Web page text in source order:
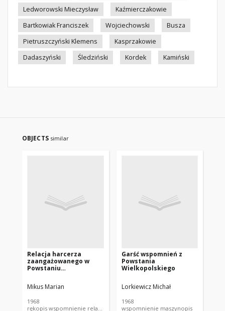
Ledworowski Mieczysław
Kaźmierczakowie
Bartkowiak Franciszek
Wojciechowski
Busza
Pietruszczyński Klemens
Kasprzakowie
Dadaszyński
Śledziński Kordek Kamiński
OBJECTS similar
Relacja harcerza
zaangażowanego w
Powstaniu
Miejskiej Górce pow.
Rawicz
Mikus Marian
1968
rękopis wspomnienie relacje
Garść wspomnień z
Powstania
Wielkopolskiego
Lorkiewicz Michał
1968
wspomnienie maszynopis